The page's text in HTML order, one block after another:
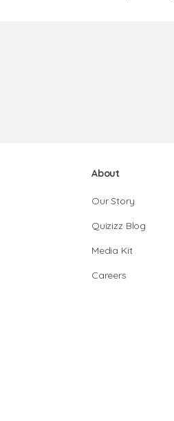
About
Our Story
Quizizz Blog
Media Kit
Careers